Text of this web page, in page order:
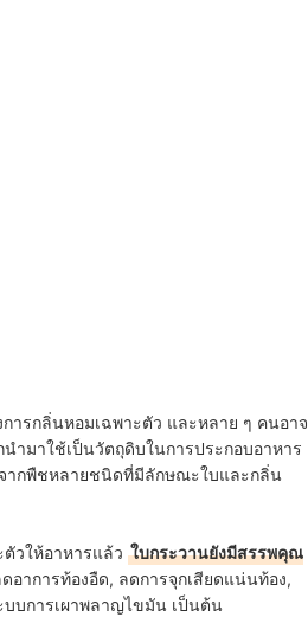
ารกลิ่นหอมเฉพาะตัว และหลาย ๆ คนอาจ
ำมาใช้เป็นวัตถุดิบในการประกอบอาหาร
ากพืชหลายชนิดที่มีลักษณะใบและกลิ่น
วให้อาหารแล้ว ใบกระวานยังมีสรรพคุณ
าการท้องอืด, ลดการจุกเสียดแน่นท้อง,
บบการเผาพลาญไขมัน เป็นต้น